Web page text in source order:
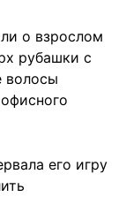
о взрослом
рубашки с
волосы
его игру